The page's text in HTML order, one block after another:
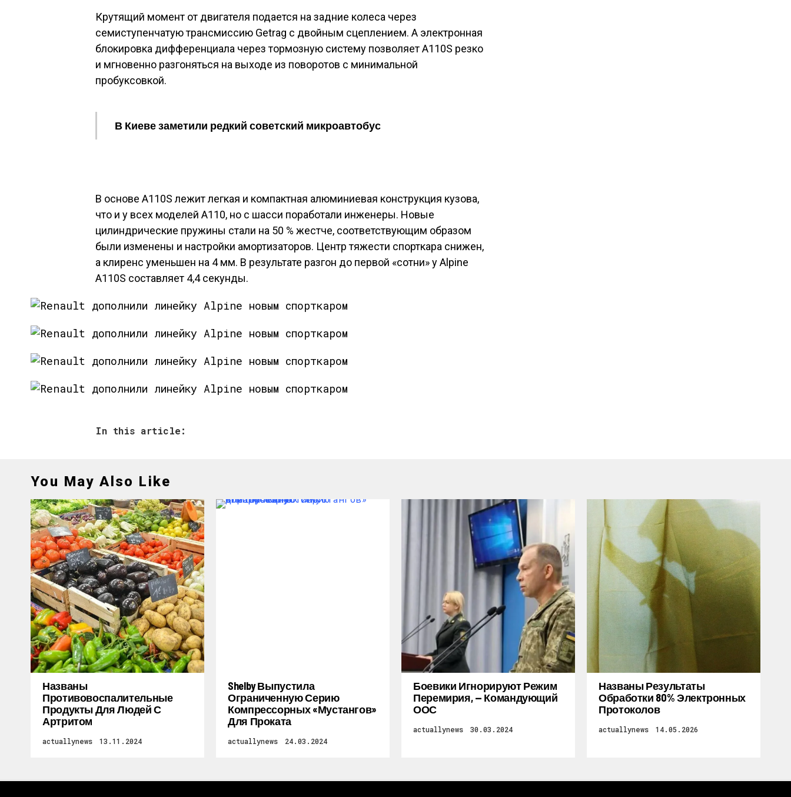
Крутящий момент от двигателя подается на задние колеса через
семиступенчатую трансмиссию Getrag с двойным сцеплением. А электронная
блокировка дифференциала через тормозную систему позволяет A110S резко
и мгновенно разгоняться на выходе из поворотов с минимальной
пробуксовкой.
В Киеве заметили редкий советский микроавтобус
В основе A110S лежит легкая и компактная алюминиевая конструкция кузова,
что и у всех моделей A110, но с шасси поработали инженеры. Новые
цилиндрические пружины стали на 50 % жестче, соответствующим образом
были изменены и настройки амортизаторов. Центр тяжести спорткара снижен,
а клиренс уменьшен на 4 мм. В результате разгон до первой «сотни» у Alpine
А110S составляет 4,4 секунды.
In this article:
You May Also Like
Названы
Противовоспалительные
Продукты Для Людей С
Артритом
actuallynews 13.11.2024
Shelby Выпустила
Ограниченную Серию
Компрессорных «Мустангов»
Для Проката
actuallynews 24.03.2024
Боевики Игнорируют Режим
Перемирия, — Командующий
ООС
actuallynews 30.03.2024
Названы Результаты
Обработки 80% Электронных
Протоколов
actuallynews 14.05.2026